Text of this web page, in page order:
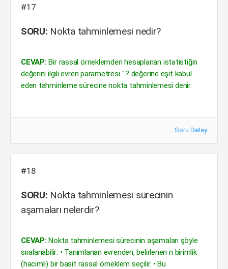
#17
SORU: Nokta tahminlemesi nedir?
CEVAP: Bir rassal örneklemden hesaplanan istatistiğin
değerini ilgili evren parametresi ˆ? değerine eşit kabul
eden tahminleme sürecine nokta tahminlemesi denir.
Soru Detay
#18
SORU: Nokta tahminlemesi sürecinin
aşamaları nelerdir?
CEVAP: Nokta tahminlemesi sürecinin aşamaları şöyle
sıralanabilir: • Tanımlanan evrenden, belirlenen n birimlik
(hacimli) bir basit rassal örneklem seçilir. • Bu